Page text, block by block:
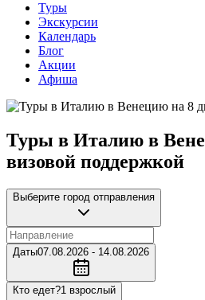
Туры
Экскурсии
Календарь
Блог
Акции
Афиша
Туры в Италию в
визовой поддержкой
Выберите город отправления
Даты07.08.2026 - 14.08.2026
Кто едет?1 взрослый